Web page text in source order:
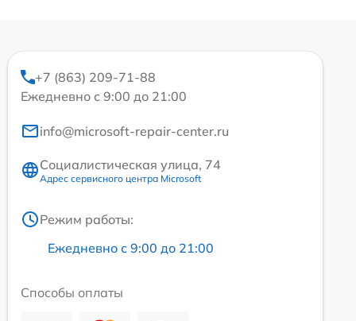
+7 (863) 209-71-88
Ежедневно с 9:00 до 21:00
info@microsoft-repair-center.ru
Социалистическая улица, 74
Адрес сервисного центра Microsoft
Режим работы:
Ежедневно с 9:00 до 21:00
Способы оплаты